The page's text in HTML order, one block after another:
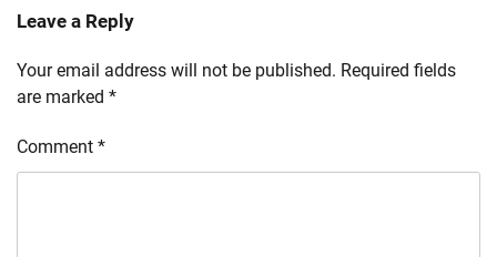
Leave a Reply
Your email address will not be published. Required fields
are marked *
Comment *